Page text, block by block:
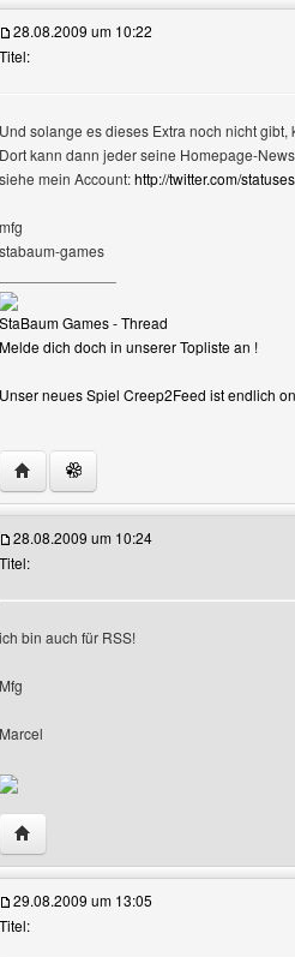
Profile anzeigen
28.08.2009 um 10:22
Titel:
Und solange es dieses Extra noch nicht
Dort kann dann jeder seine Homepage-
siehe mein Account:http://twitter.com/
mfg
stabaum-games
StaBaum Games - Thread
Melde dich doch in unserer Topliste an !
Unser neues Spiel Creep2Feed ist endlich
Website dieses Benutzers besuchen:
anzeigen
28.08.2009 um 10:24
Titel:
ich bin auch für RSS!
Mfg
Marcel
Website dieses Benutzers besuchen:
29.08.2009 um 13:05
Titel: